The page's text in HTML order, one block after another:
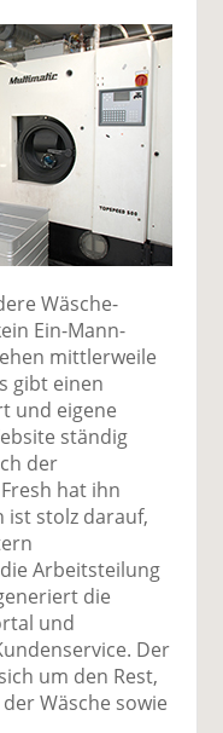
Wäsche-
Ein-Mann-
mittlerweile
gibt einen
und eigene
ständig
der
hat ihn
ist stolz darauf,
Arbeitsteilung
die
und
Der
um den Rest,
Wäsche sowie